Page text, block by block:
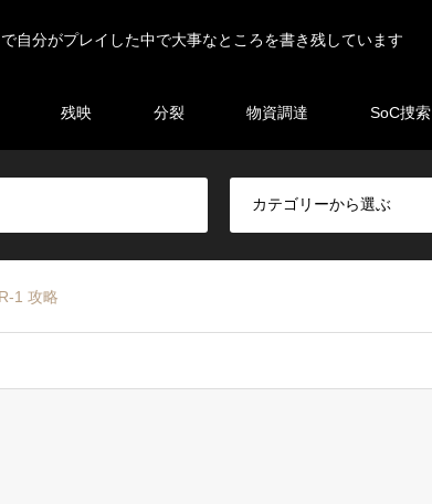
自分がプレイした中で大事なところを書き残しています
残映 分裂 物資調達 SoC捜索
1 攻略